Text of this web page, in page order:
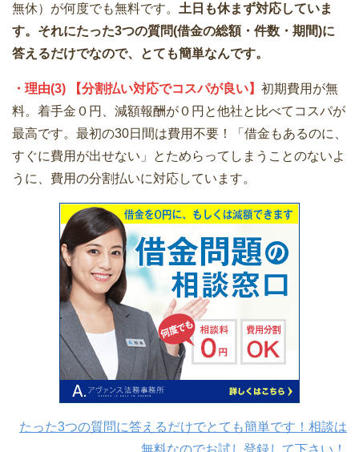
無休）が何度でも無料です。 土日も休まず対応していま
す。それにたった3つの質問(借金の総額・件数・期間)に
答えるだけでなので、とても簡単なんです。
・理由(3) 【分割払い対応でコスパが良い】 初期費用が無
料。着手金０円、減額報酬が０円と他社と比べてコスパが
最高です。最初の30日間は費用不要！「借金もあるのに、
すぐに費用が出せない」とためらってしまうことのないよ
うに、費用の分割払いに対応しています。
たった3つの質問に答えるだけでとても簡単です！相談は
無料なのでお試し登録して下さい！